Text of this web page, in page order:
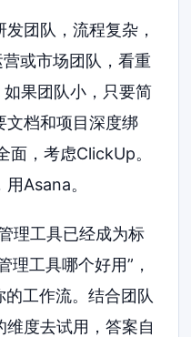
团队，流程复杂，
或市场团队，看重
果团队小，只要简
档和项目深度绑
，考虑ClickUp。
Asana。
理工具已经成为标
理工具哪个好用”，
工作流。结合团队
度去试用，答案自